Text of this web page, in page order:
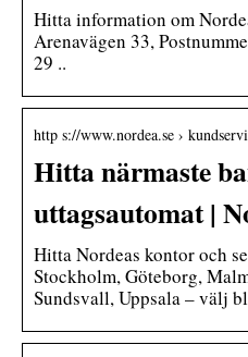
Hitta information om
Arenavägen 33,
29 ..
http s://www.nordea.se ›
Hitta närmaste
uttagsautomat |
Hitta Nordeas kontor och
Stockholm, Göteborg,
Sundsvall, Uppsala – välj